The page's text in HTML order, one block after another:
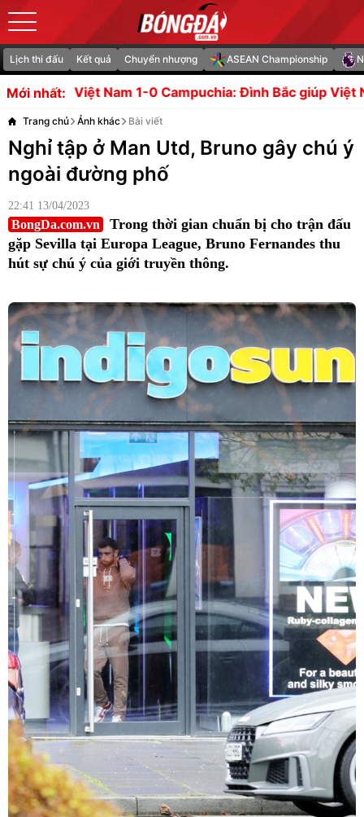
Lịch thi đấu Kết quả Chuyển nhượng ASEAN Championship
Mới nhất:Đình Bắc giúp Việt Nam dẫn đầu bảng A ASEAN
Trang chủ Ảnh khác Bài viết
Nghỉ tập ở Man Utd, Bruno gây chú ý
ngoài đường phố
22:41 13/04/2023
BongDa.com.vn
Trong thời gian chuẩn bị cho trận đấu
gặp Sevilla tại Europa League, Bruno Fernandes thu
hút sự chú ý của giới truyền thông.